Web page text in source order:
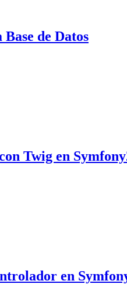
de Datos
Twig en
en